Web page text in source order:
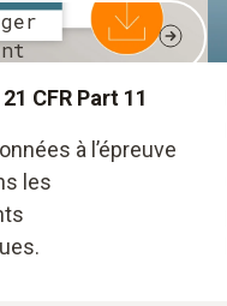
CFR Part 11
à l’épreuve
les